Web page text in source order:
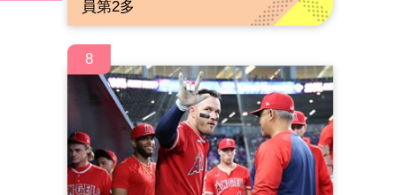
員第2多
8